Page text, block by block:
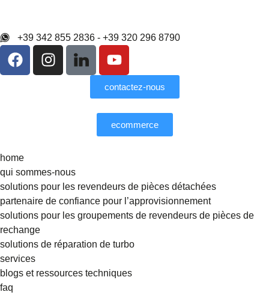
+39 342 855 2836 - +39 320 296 8790
contactez-nous
ecommerce
home
qui sommes-nous
solutions pour les revendeurs de pièces détachées
partenaire de confiance pour l’approvisionnement
solutions pour les groupements de revendeurs de pièces de
rechange
solutions de réparation de turbo
services
blogs et ressources techniques
faq